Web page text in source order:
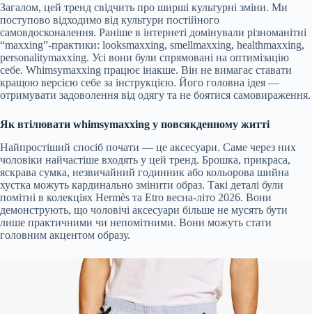
Загалом, цей тренд свідчить про ширші культурні зміни. Ми
поступово відходимо від культури постійного
самовдосконалення. Раніше в інтернеті домінували різноманітні
“maxxing”-практики: looksmaxxing, smellmaxxing, healthmaxxing,
personalitymaxxing. Усі вони були спрямовані на оптимізацію
себе. Whimsymaxxing працює інакше. Він не вимагає ставати
кращою версією себе за інструкцією. Його головна ідея —
отримувати задоволення від одягу та не боятися самовираження.
Як втілювати whimsymaxxing у повсякденному житті
Найпростіший спосіб почати — це аксесуари. Саме через них
чоловіки найчастіше входять у цей тренд. Брошка, прикраса,
яскрава сумка, незвичайний годинник або кольорова шийна
хустка можуть кардинально змінити образ. Такі деталі були
помітні в колекціях Hermès та Etro весна-літо 2026. Вони
демонструють, що чоловічі аксесуари більше не мусять бути
лише практичними чи непомітними. Вони можуть стати
головним акцентом образу.